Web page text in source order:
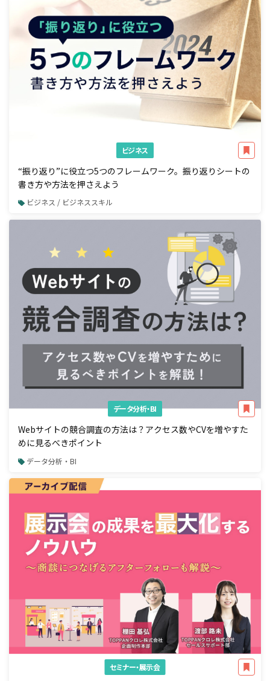
ビジネス
“振り返り”に役立つ5つのフレームワーク。振り返りシートの
書き方や方法を押さえよう
ビジネス / ビジネススキル
データ分析・BI
Webサイトの競合調査の方法は？アクセス数やCVを増やすた
めに見るべきポイント
データ分析・BI
セミナー・展示会